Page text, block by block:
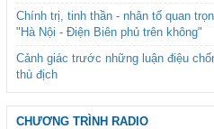
Chính trị, tinh thần - nhân tố quan
"Hà Nội - Điện Biên phủ trên không"
Cảnh giác trước những luận điệu
thù địch
CHƯƠNG TRÌNH RADIO